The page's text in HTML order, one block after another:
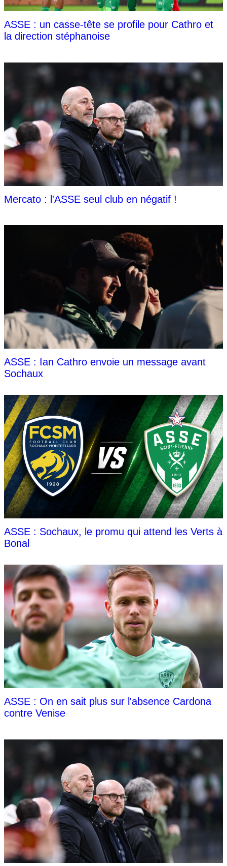
ASSE : un casse-tête se profile pour Cathro et
la direction stéphanoise
Mercato : l'ASSE seul club en négatif !
ASSE : Ian Cathro envoie un message avant
Sochaux
ASSE : Sochaux, le promu qui attend les Verts à
Bonal
ASSE : On en sait plus sur l'absence Cardona
contre Venise